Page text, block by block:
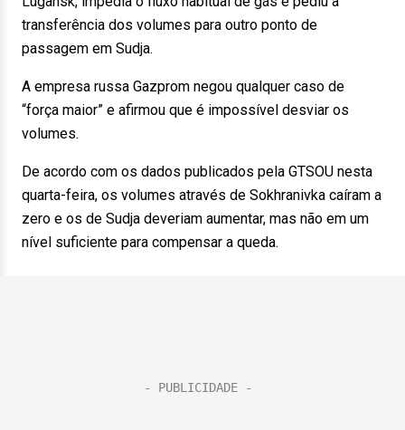
transferência dos volumes para outro ponto de
passagem em Sudja.
A empresa russa Gazprom negou qualquer caso de
“força maior” e afirmou que é impossível desviar os
volumes.
De acordo com os dados publicados pela GTSOU nesta
quarta-feira, os volumes através de Sokhranivka caíram a
zero e os de Sudja deveriam aumentar, mas não em um
nível suficiente para compensar a queda.